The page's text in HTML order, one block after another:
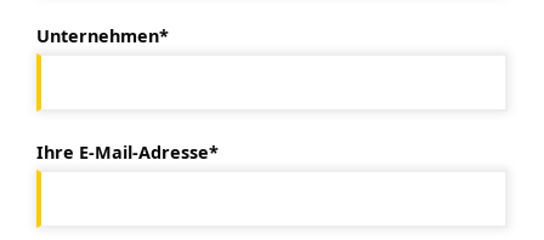
Unternehmen*
Ihre E-Mail-Adresse*